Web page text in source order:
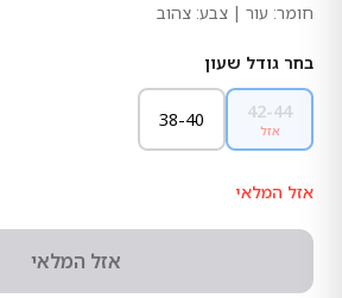
חומר: עור | צבע: צהוב
בחר גודל שעון
42-44
אזל 38-40
אזל המלאי
אזל המלאי